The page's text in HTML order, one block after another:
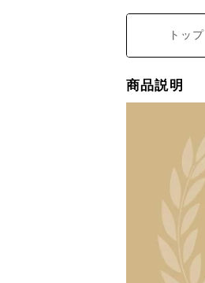
トップ
商品説明